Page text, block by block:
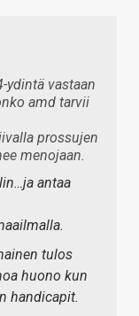
ydintä vastaan
amd tarvii
prossujen
menojaan.
antaa
tulos
huono kun
handicapit.